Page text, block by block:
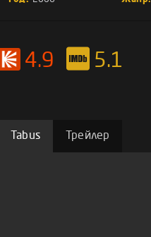
4.9 5.1
Tabus Трейлер